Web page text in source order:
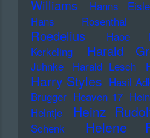
Williams
Hanns
Hans Rosenthal
Roedelius
Haoe
Kerkeling
Harald
Juhnke
Harald Lesch
Harry Styles Hasil
Brugger Heaven 17
Heintje
Heinz
Schenk
Helene